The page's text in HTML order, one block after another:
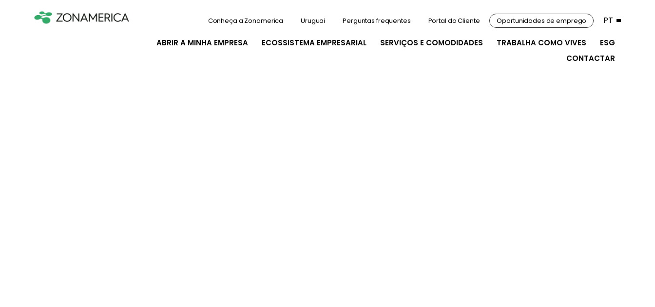
ABRIR A MINHA EMPRESA ECOSSISTEMA EMPRESARIAL SERVIÇOS E COMODIDADES TRABALHA COMO VIVES
ESG
CONTACTAR
Conheça a Zonamerica Uruguai Perguntas frequentes Portal do Cliente Oportunidades de emprego PT